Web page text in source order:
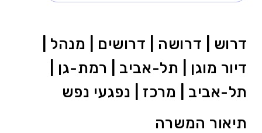
דרוש | דרושה | דרושים | מנהל |
דיור מוגן | תל-אביב | רמת-גן |
תל-אביב | מרכז | נפגעי נפש
תיאור המשרה